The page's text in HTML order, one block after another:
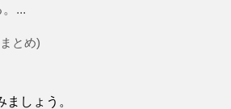
...
とめ)
しょう。